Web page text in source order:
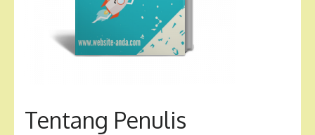
Tentang Penulis